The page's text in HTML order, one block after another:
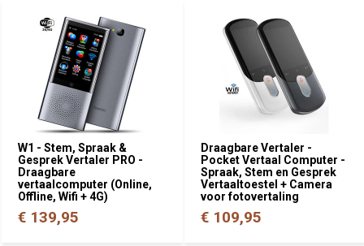
W1 - Stem, Spraak &
Gesprek Vertaler PRO -
Draagbare
vertaalcomputer (Online,
Offline, Wifi + 4G)
€ 139,95
Draagbare Vertaler -
Pocket Vertaal Computer -
Spraak, Stem en Gesprek
Vertaaltoestel + Camera
voor fotovertaling
€ 109,95